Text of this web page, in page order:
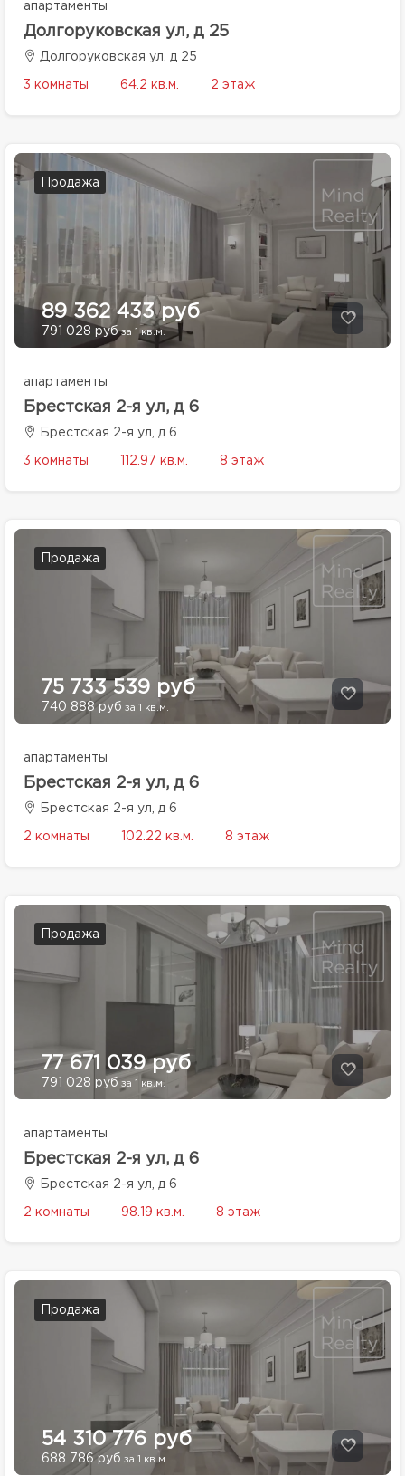
апартаменты
Долгоруковская ул, д 25
Долгоруковская ул, д 25
3 комнаты 64.2 кв.м. 2 этаж
Продажа
89 362 433 руб
791 028 рубза 1 кв.м.
апартаменты
Брестская 2-я ул, д 6
Брестская 2-я ул, д 6
3 комнаты 112.97 кв.м. 8 этаж
Продажа
75 733 539 руб
740 888 руб за 1 кв.м.
апартаменты
Брестская 2-я ул, д 6
Брестская 2-я ул, д 6
2 комнаты 102.22 кв.м. 8 этаж
Продажа
77 671 039 руб
791 028 руб за 1 кв.м.
апартаменты
Брестская 2-я ул, д 6
Брестская 2-я ул, д 6
2 комнаты 98.19 кв.м. 8 этаж
Продажа
54 310 776 руб
688 786 руб за 1 кв.м.